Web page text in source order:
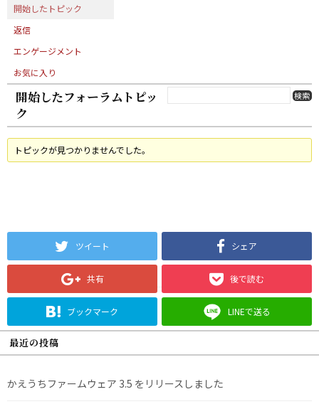
開始したトピック
返信
エンゲージメント
お気に入り
開始したフォーラムトピッ
ク
トピックが見つかりませんでした。
ツイート シェア
共有 後で読む
ブックマーク LINEで送る
最近の投稿
かえうちファームウェア 3.5 をリリースしました